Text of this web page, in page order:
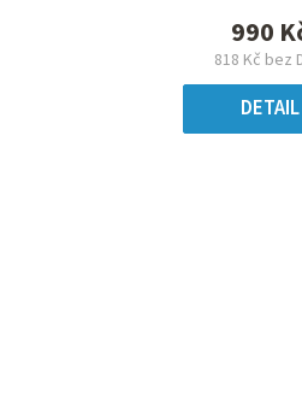
818 Kč bez
990
DETAIL